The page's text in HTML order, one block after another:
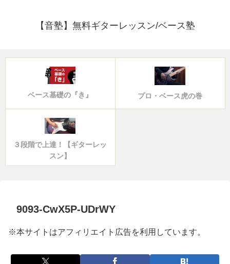
【音塾】無料ギターレッスン/ベース塾
ベース基礎の『き』 プロ・ベース虎の巻
３段階で上達！【ギターレッ
スン】
9093-CwX5P-UDrWY
※本サイトはアフィリエイト広告を利用しています。